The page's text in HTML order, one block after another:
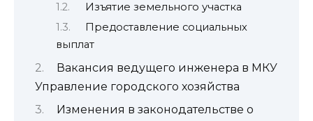
Изъятие земельного участка
Предоставление социальных
выплат
Вакансия ведущего инженера в МКУ
Управление городского хозяйства
Изменения в законодательстве о